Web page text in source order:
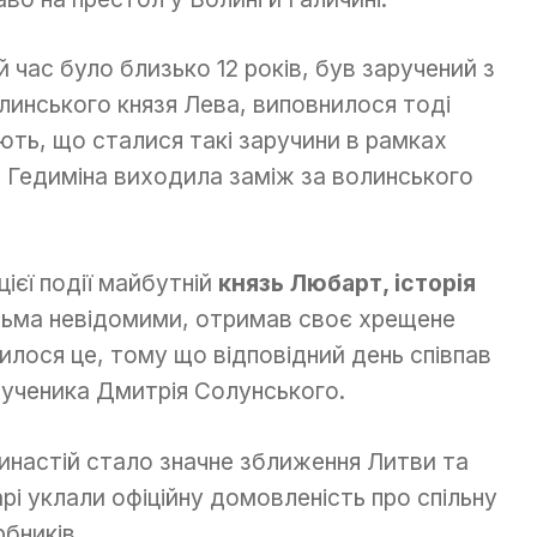
було близько 12 років, був заручений з
князя Лева, виповнилося тоді
що сталися такі заручини в рамках
виходила заміж за волинського
події майбутній князь Любарт, історія
невідомими, отримав своє хрещене
це, тому що відповідний день співпав
Дмитрія Солунського.
стало значне зближення Литви та
уклали офіційну домовленість про спільну